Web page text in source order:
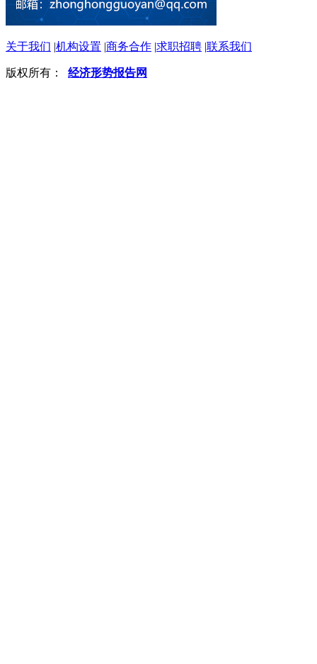
关于我们 |机构设置 |商务合作 |求职招聘 |联系我们
版权所有： 经济形势报告网